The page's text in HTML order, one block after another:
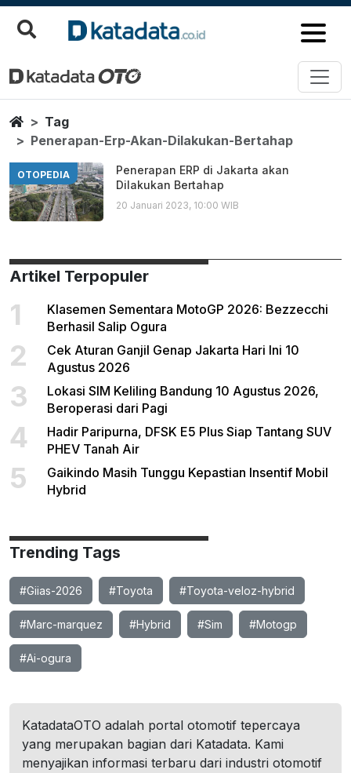
Penerapan Erp Akan Dilakukan
Berita Terbaru
HomeTag
Penerapan-Erp-Akan-Dilakukan-Bertahap
OTOPEDIA
Penerapan ERP di Jakarta akan
Dilakukan Bertahap
20 Januari 2023, 10:00 WIB
Artikel Terpopuler
1
Klasemen Sementara MotoGP 2026: Bezzecchi
Berhasil Salip Ogura
2
Cek Aturan Ganjil Genap Jakarta Hari Ini 10
Agustus 2026
3
Lokasi SIM Keliling Bandung 10 Agustus 2026,
Beroperasi dari Pagi
4
Hadir Paripurna, DFSK E5 Plus Siap Tantang SUV
PHEV Tanah Air
5
Gaikindo Masih Tunggu Kepastian Insentif Mobil
Hybrid
Trending Tags
#Giias-2026 #Toyota #Toyota-veloz-hybrid
#Marc-marquez #Hybrid #Sim #Motogp
#Ai-ogura
KatadataOTO adalah portal otomotif tepercaya
yang merupakan bagian dari Katadata. Kami
menyajikan informasi terbaru dari industri otomotif